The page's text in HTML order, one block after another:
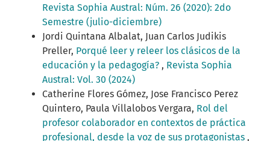
Revista Sophia Austral: Núm. 26 (2020): 2do
Semestre (julio-diciembre)
Jordi Quintana Albalat, Juan Carlos Judikis
Preller, Porqué leer y releer los clásicos de la
educación y la pedagogía? , Revista Sophia
Austral: Vol. 30 (2024)
Catherine Flores Gómez, Jose Francisco Perez
Quintero, Paula Villalobos Vergara, Rol del
profesor colaborador en contextos de práctica
profesional, desde la voz de sus protagonistas ,